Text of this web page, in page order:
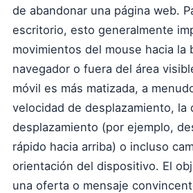
de abandonar una página web.
escritorio, esto generalmente
movimientos del mouse hacia la
navegador o fuera del área
móvil es más matizada, a
velocidad de desplazamiento, la
desplazamiento (por ejemplo,
rápido hacia arriba) o incluso
orientación del dispositivo. El
una oferta o mensaje